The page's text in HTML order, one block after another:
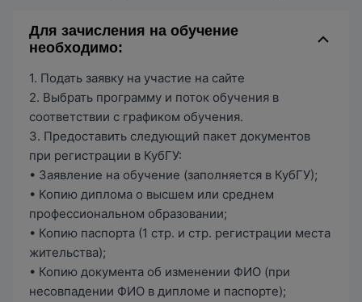
Для зачисления на обучение
необходимо:
1. Подать заявку на участие на сайте
2. Выбрать программу и поток обучения в
соответствии с графиком обучения.
3. Предоставить следующий пакет документов
при регистрации в КубГУ:
• Заявление на обучение (заполняется в КубГУ);
• Копию диплома о высшем или среднем
профессиональном образовании;
• Копию паспорта (1 стр. и стр. регистрации места
жительства);
• Копию документа об изменении ФИО (при
несовпадении ФИО в дипломе и паспорте);